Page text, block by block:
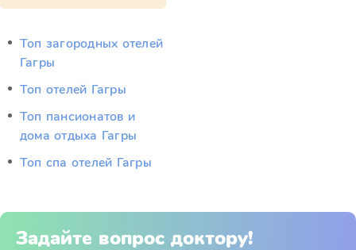
Топ загородных отелей
Гагры
Топ отелей Гагры
Топ пансионатов и
дома отдыха Гагры
Топ спа отелей Гагры
Задайте вопрос доктору!